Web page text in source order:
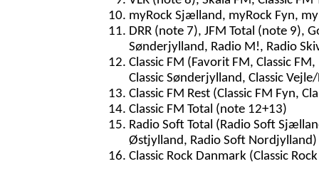
myRock Sjælland, myRock Fyn,
DRR (note 7), JFM Total (note 9),
Sønderjylland, Radio M!, Radio
Classic FM (Favorit FM, Classic
Classic Sønderjylland, Classic
Classic FM Rest (Classic FM Fyn,
Classic FM Total (note 12+13)
Radio Soft Total (Radio Soft
Østjylland, Radio Soft Nordjylland)
Classic Rock Danmark (Classic